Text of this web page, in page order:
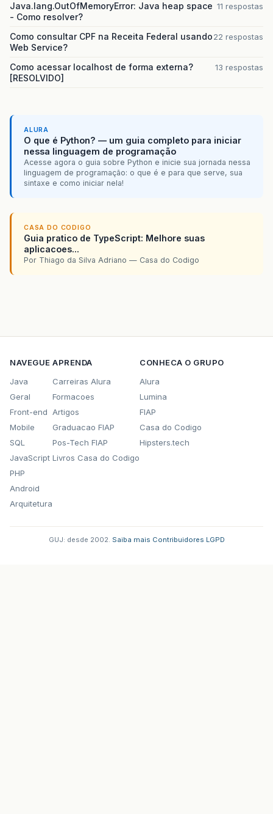
Java.lang.OutOfMemoryError: Java heap space
- Como resolver?
11 respostas
Como consultar CPF na Receita Federal usando
Web Service?
22 respostas
Como acessar localhost de forma externa?
[RESOLVIDO]
13 respostas
ALURA
O que é Python? — um guia completo para iniciar
nessa linguagem de programação
Acesse agora o guia sobre Python e inicie sua jornada nessa
linguagem de programação: o que é e para que serve, sua
sintaxe e como iniciar nela!
CASA DO CODIGO
Guia pratico de TypeScript: Melhore suas
aplicacoes...
Por Thiago da Silva Adriano — Casa do Codigo
NAVEGUE
Java
Geral
Front-end
Mobile
SQL
JavaScript
PHP
Android
Arquitetura
APRENDA
Carreiras Alura
Formacoes
Artigos
Graduacao FIAP
Pos-Tech FIAP
Livros Casa do Codigo
CONHECA O GRUPO
Alura
Lumina
FIAP
Casa do Codigo
Hipsters.tech
GUJ: desde 2002. Saiba mais Contribuidores LGPD